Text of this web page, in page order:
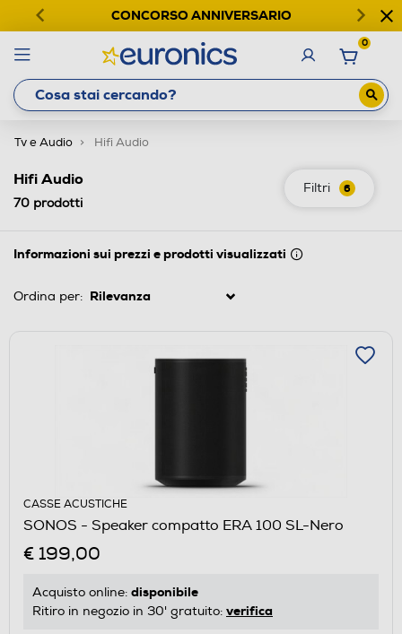
CONCORSO ANNIVERSARIO
0
Tv e Audio Hifi Audio
Filtri 6
Hifi Audio
70 prodotti
Informazioni sui prezzi e prodotti visualizzati
Ordina per:
CASSE ACUSTICHE
SONOS - Speaker compatto ERA 100 SL-Nero
€ 199,00
Acquisto online: disponibile
Ritiro in negozio in 30' gratuito: verifica